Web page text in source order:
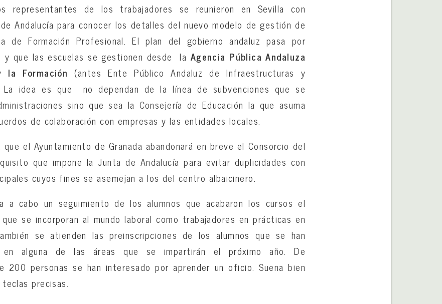
representantes de los trabajadores se reunieron en Sevilla con
Andalucía para conocer los detalles del nuevo modelo de gestión de
de Formación Profesional. El plan del gobierno andaluz pasa por
y que las escuelas se gestionen desde la Agencia Pública Andaluza
Formación (antes Ente Público Andaluz de Infraestructuras y
La idea es que no dependan de la línea de subvenciones que se
sino que sea la Consejería de Educación la que asuma
de colaboración con empresas y las entidades locales.
el Ayuntamiento de Granada abandonará en breve el Consorcio del
que impone la Junta de Andalucía para evitar duplicidades con
cuyos fines se asemejan a los del centro albaicinero.
a cabo un seguimiento de los alumnos que acabaron los cursos el
se incorporan al mundo laboral como trabajadores en prácticas en
se atienden las preinscripciones de los alumnos que se han
en alguna de las áreas que se impartirán el próximo año. De
200 personas se han interesado por aprender un oficio. Suena bien
precisas.